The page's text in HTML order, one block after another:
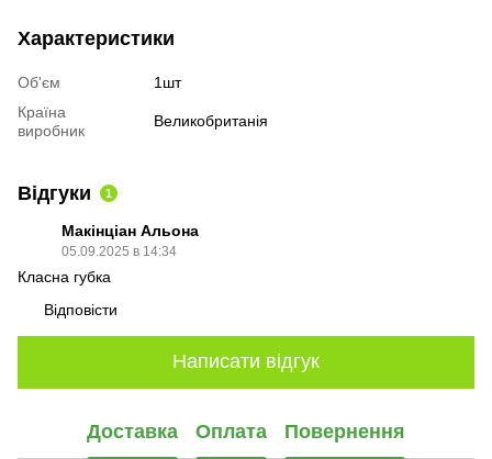
Характеристики
Об'єм
1шт
Країна
виробник
Великобританія
Відгуки 1
Макінціан Альона
05.09.2025 в 14:34
Класна губка
Відповісти
Написати відгук
Доставка Оплата Повернення